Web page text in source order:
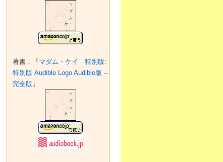
著書：『マダム・ケイ 特別版:
特別版 Audible Logo Audible版 –
完全版 』